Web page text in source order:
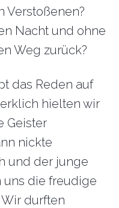
Verstoßenen?
Nacht und ohne
Weg zurück?
das Reden auf
hielten wir
Geister
nickte
und der junge
uns die freudige
durften